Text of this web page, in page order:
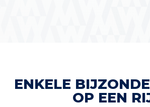
ENKELE
OP EEN